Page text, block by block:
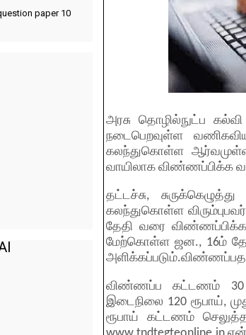
அரசு தொழில்நுட்ப கல்வி
நடைபெறவுள்ள
கலந்துகொள்ள
வாயிலாக விண்ணப்பிக்க
தட்டச்சு,
கலந்துகொள்ள
தேதி வரை
மேற்கொள்ள ஜன., 16ம்
விண்ணப்ப கட்டணம் 30
இடைநிலை 120 ரூபாய்,
ரூபாய் கட்டணம்
paper 10